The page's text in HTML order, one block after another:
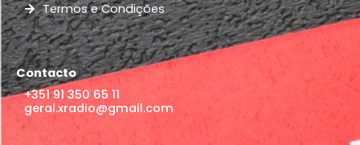
Termos e Condições
Contacto
+351 91 350 65 11
geral.xradio@gmail.com